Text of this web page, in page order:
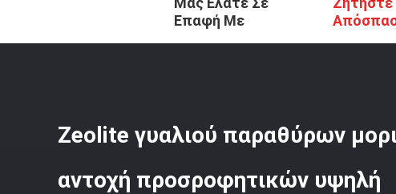
Επαφή Με
Zeolite γυαλιού παραθύρων
αντοχή προσροφητικών υψηλή